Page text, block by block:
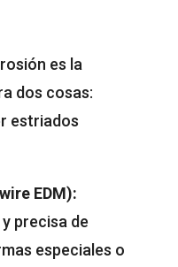
es la
dos cosas:
estriados
EDM):
precisa de
especiales o